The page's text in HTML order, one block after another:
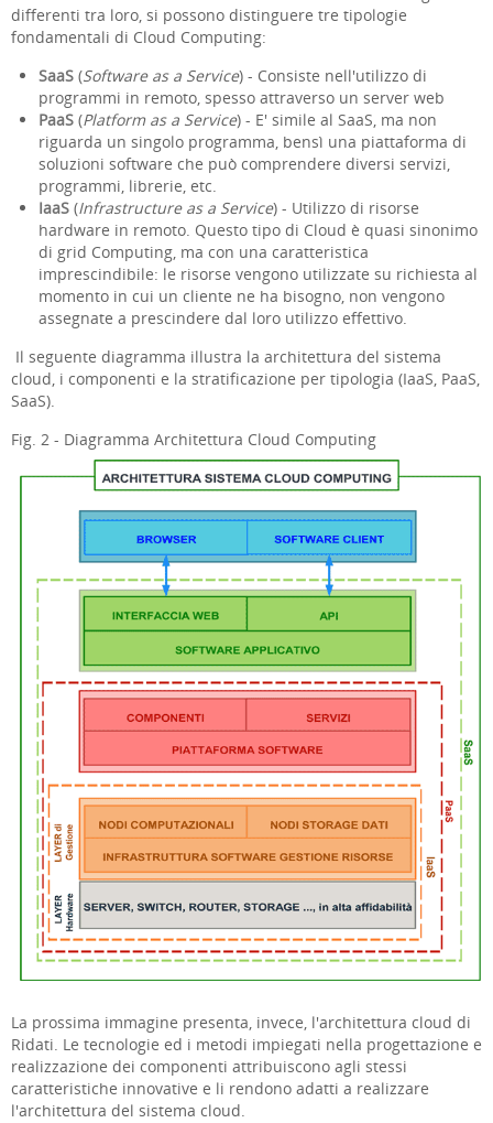
differenti tra loro, si possono distinguere tre tipologie
fondamentali di Cloud Computing:
SaaS (Software as a Service) - Consiste nell'utilizzo di
programmi in remoto, spesso attraverso un server web
PaaS (Platform as a Service) - E' simile al SaaS, ma non
riguarda un singolo programma, bensì una piattaforma di
soluzioni software che può comprendere diversi servizi,
programmi, librerie, etc.
IaaS (Infrastructure as a Service) - Utilizzo di risorse
hardware in remoto. Questo tipo di Cloud è quasi sinonimo
di grid Computing, ma con una caratteristica
imprescindibile: le risorse vengono utilizzate su richiesta al
momento in cui un cliente ne ha bisogno, non vengono
assegnate a prescindere dal loro utilizzo effettivo.
Il seguente diagramma illustra la architettura del sistema
cloud, i componenti e la stratificazione per tipologia (IaaS, PaaS,
SaaS).
Fig. 2 - Diagramma Architettura Cloud Computing
La prossima immagine presenta, invece, l'architettura cloud di
Ridati. Le tecnologie ed i metodi impiegati nella progettazione e
realizzazione dei componenti attribuiscono agli stessi
caratteristiche innovative e li rendono adatti a realizzare
l'architettura del sistema cloud.